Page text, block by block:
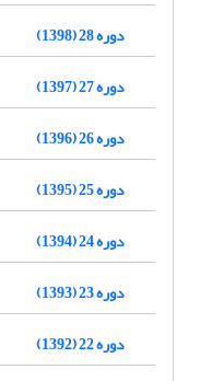
دوره 28 (1398)
دوره 27 (1397)
دوره 26 (1396)
دوره 25 (1395)
دوره 24 (1394)
دوره 23 (1393)
دوره 22 (1392)